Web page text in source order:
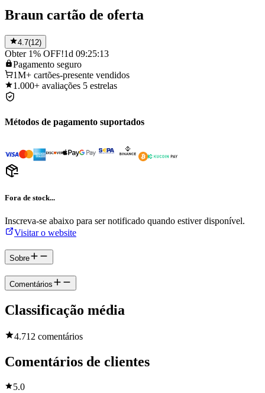
Braun cartão de oferta
4.7(12)
Obter 1% OFF!1d 09:25:13
Pagamento seguro
1M+ cartões-presente vendidos
1.000+ avaliações 5 estrelas
Métodos de pagamento suportados
Fora de stock...
Inscreva-se abaixo para ser notificado quando estiver disponível.
Visitar o website
Sobre
Comentários
Classificação média
4.712 comentários
Comentários de clientes
5.0